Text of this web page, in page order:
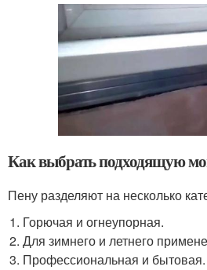
Как выбрать подходящую
Пену разделяют на несколько
Горючая и огнеупорная.
Для зимнего и летнего
Профессиональная и бытовая.